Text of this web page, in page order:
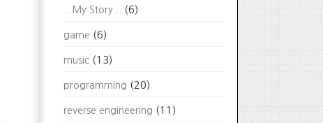
...My Story... (6)
game (6)
music (13)
programming (20)
reverse engineering (11)